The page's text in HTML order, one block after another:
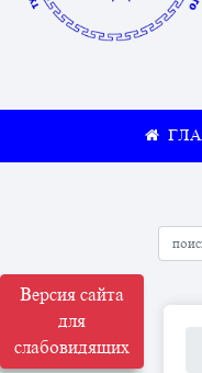
Версия сайта
для
слабовидящих